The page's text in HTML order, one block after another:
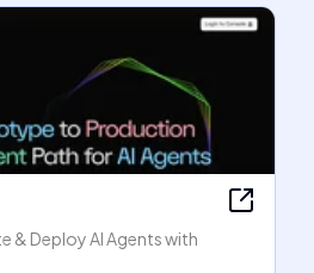
& Deploy AI Agents with